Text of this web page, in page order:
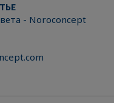
- Noroconcept